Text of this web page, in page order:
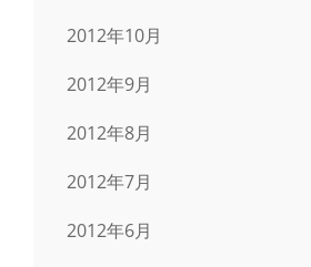
2012年10月
2012年9月
2012年8月
2012年7月
2012年6月